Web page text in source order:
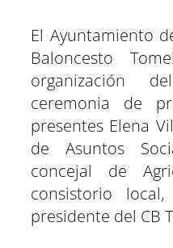
El Ayuntamiento
Baloncesto
organización
ceremonia de
presentes Elena
de Asuntos
concejal de
consistorio
presidente del CB